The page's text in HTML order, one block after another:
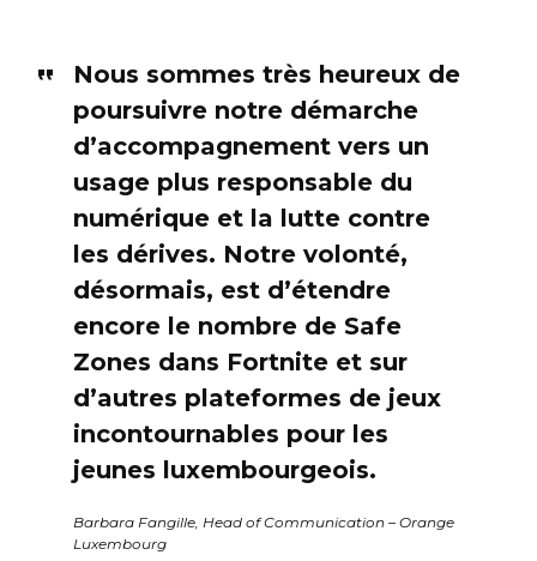
Nous sommes très heureux de
poursuivre notre démarche
d’accompagnement vers un
usage plus responsable du
numérique et la lutte contre
les dérives. Notre volonté,
désormais, est d’étendre
encore le nombre de Safe
Zones dans Fortnite et sur
d’autres plateformes de jeux
incontournables pour les
jeunes luxembourgeois.
Barbara Fangille, Head of Communication – Orange
Luxembourg